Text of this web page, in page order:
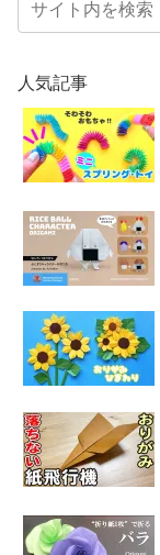
人気記事